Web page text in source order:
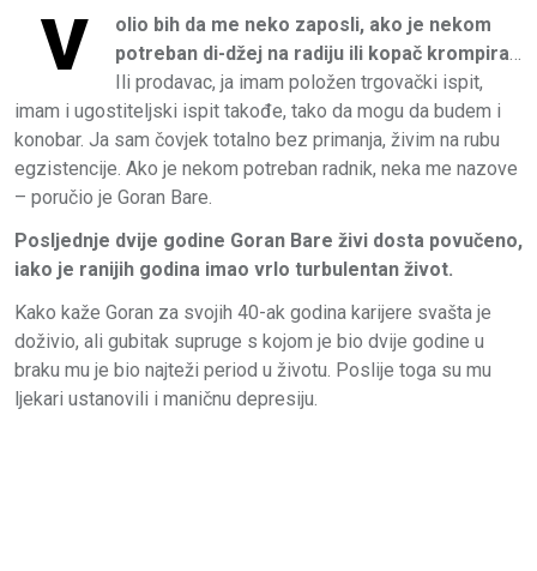
V
olio bih da me neko zaposli, ako je nekom
potreban di-džej na radiju ili kopač krompira…
Ili prodavac, ja imam položen trgovački ispit,
imam i ugostiteljski ispit takođe, tako da mogu da budem i
konobar. Ja sam čovjek totalno bez primanja, živim na rubu
egzistencije. Ako je nekom potreban radnik, neka me nazove
– poručio je Goran Bare.
Posljednje dvije godine Goran Bare živi dosta povučeno,
iako je ranijih godina imao vrlo turbulentan život.
Kako kaže Goran za svojih 40-ak godina karijere svašta je
doživio, ali gubitak supruge s kojom je bio dvije godine u
braku mu je bio najteži period u životu. Poslije toga su mu
ljekari ustanovili i maničnu depresiju.